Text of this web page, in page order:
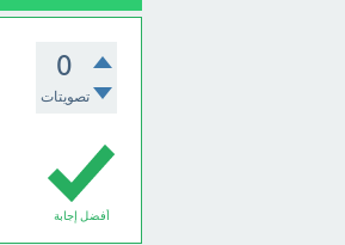
0
تصويتات
أفضل إجابة